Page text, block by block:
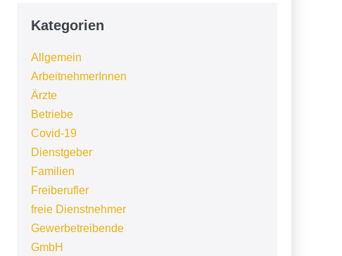
Kategorien
Allgemein
ArbeitnehmerInnen
Ärzte
Betriebe
Covid-19
Dienstgeber
Familien
Freiberufler
freie Dienstnehmer
Gewerbetreibende
GmbH